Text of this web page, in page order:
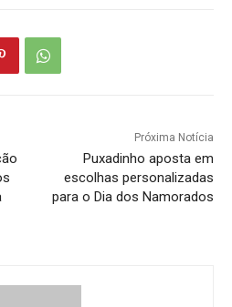
Próxima Notícia
Puxadinho aposta em
escolhas personalizadas
para o Dia dos Namorados